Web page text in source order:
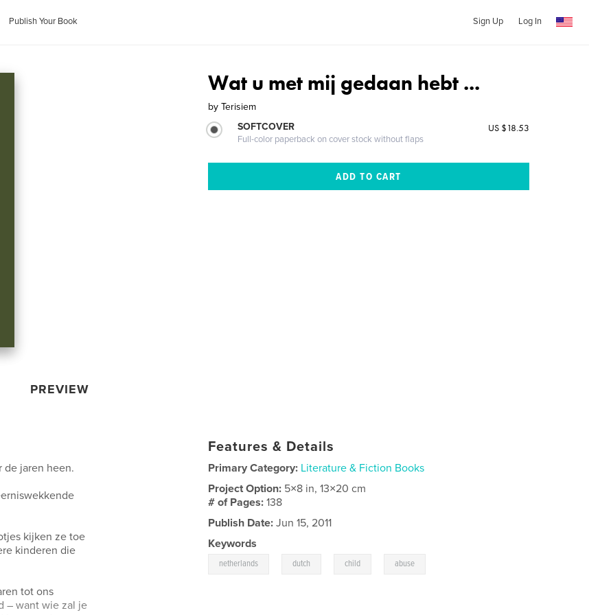
Publish Your Book Sign Up Log In
PREVIEW
Wat u met mij gedaan hebt ...
by Terisiem
SOFTCOVER
Full-color paperback on cover stock without flaps
US $18.53
de jaren heen.
kijken ze toe
kinderen die
tot ons
– want wie zal je
Features & Details
Primary Category: Literature & Fiction Books
Project Option: 5×8 in, 13×20 cm
# of Pages:138
Publish Date: Jun 15, 2011
Keywords
netherlands dutch child abuse